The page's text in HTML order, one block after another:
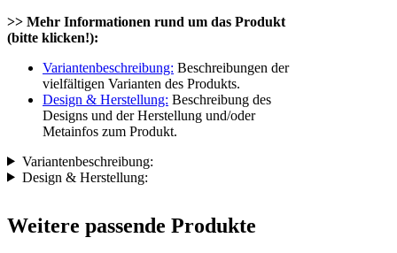
>> Mehr Informationen rund um das Produkt
(bitte klicken!):
Variantenbeschreibung: Beschreibungen der
vielfältigen Varianten des Produkts.
Design & Herstellung: Beschreibung des
Designs und der Herstellung und/oder
Metainfos zum Produkt.
Variantenbeschreibung:
Design & Herstellung:
Weitere passende Produkte